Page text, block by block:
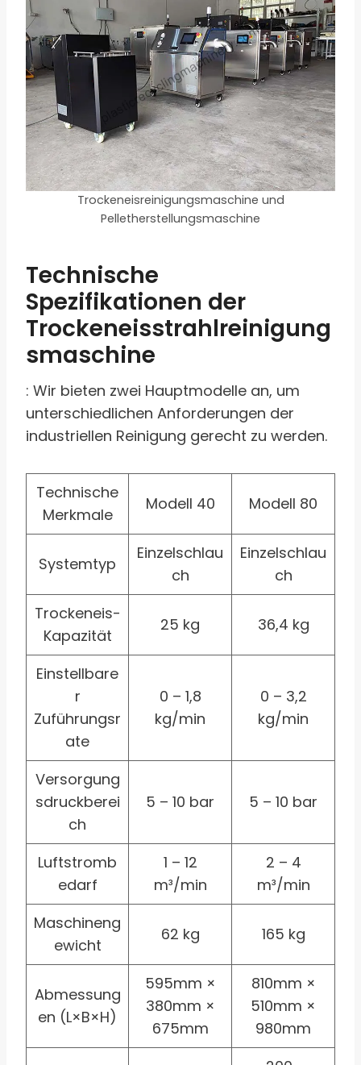
Trockeneisreinigungsmaschine und
Pelletherstellungsmaschine
Technische
Spezifikationen der
Trockeneisstrahlreinigung
smaschine
: Wir bieten zwei Hauptmodelle an, um
unterschiedlichen Anforderungen der
industriellen Reinigung gerecht zu werden.
Technische
Merkmale
Modell 40 Modell 80
Systemtyp
Einzelschlau
ch
Einzelschlau
ch
Trockeneis-
Kapazität
25 kg 36,4 kg
Einstellbare
r
Zuführungsr
ate
0 – 1,8
kg/min
0 – 3,2
kg/min
Versorgung
sdruckberei
ch
5 – 10 bar 5 – 10 bar
Luftstromb
edarf
1 – 12
m³/min
2 – 4
m³/min
Maschineng
ewicht
62 kg 165 kg
Abmessung
en (L×B×H)
595mm ×
380mm ×
675mm
810mm ×
510mm ×
980mm